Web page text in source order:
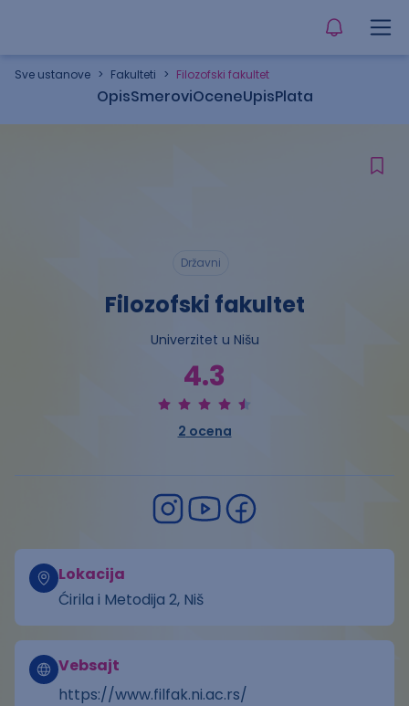
Sve ustanove > Fakulteti > Filozofski fakultet
OpisSmeroviOceneUpisPlata
Državni
Filozofski fakultet
Univerzitet u Nišu
4.3
2 ocena
Lokacija
Ćirila i Metodija 2, Niš
Vebsajt
https://www.filfak.ni.ac.rs/